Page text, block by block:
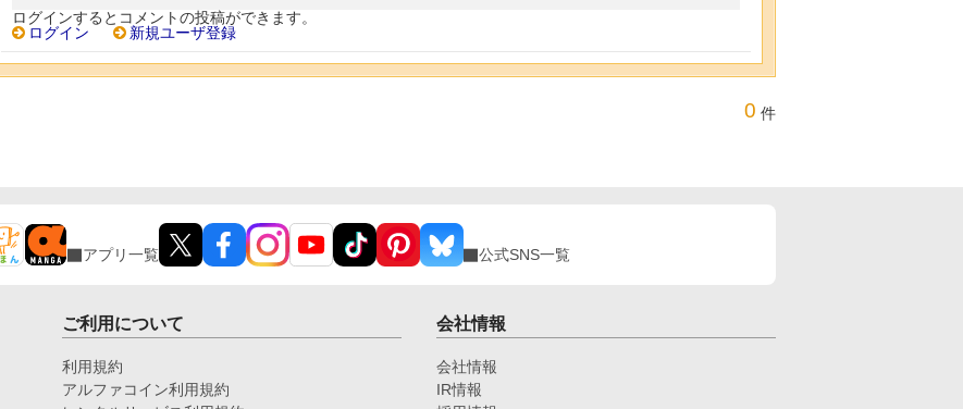
ログインするとコメントの投稿ができます。
ログイン
新規ユーザ登録
0 件
アプリ一覧 公式SNS一覧
ご利用について
利用規約
アルファコイン利用規約
会社情報
会社情報
IR情報